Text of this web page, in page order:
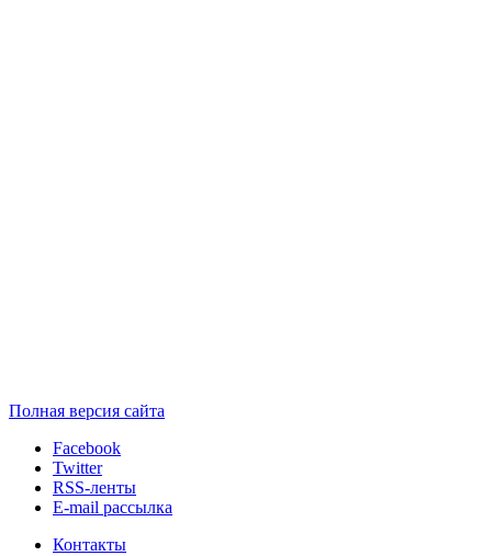
Полная версия сайта
Facebook
Twitter
RSS-ленты
E-mail рассылка
Контакты